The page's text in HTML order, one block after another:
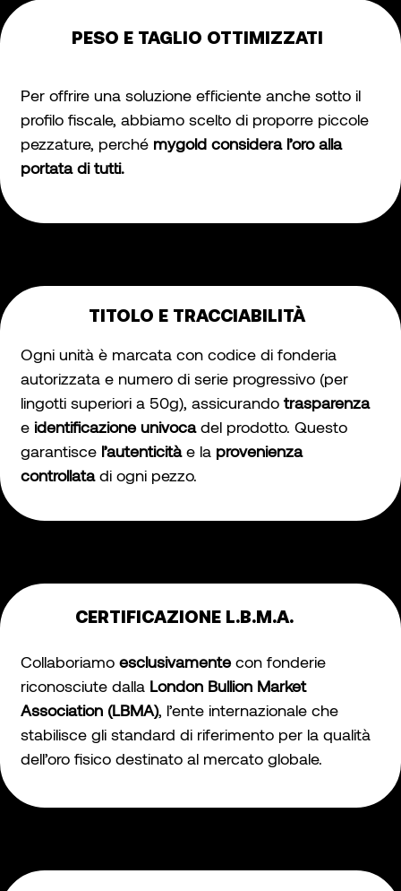
PESO E TAGLIO OTTIMIZZATI
Per offrire una soluzione efficiente anche sotto il
profilo fiscale, abbiamo scelto di proporre piccole
pezzature, perché mygold considera l’oro alla
portata di tutti.
TITOLO E TRACCIABILITÀ
Ogni unità è marcata con codice di fonderia
autorizzata e numero di serie progressivo (per
lingotti superiori a 50g), assicurando trasparenza
e identificazione univocadel prodotto. Questo
garantisce l’autenticitàe la provenienza
controllatadi ogni pezzo.
CERTIFICAZIONE L.B.M.A.
Collaboriamo esclusivamentecon fonderie
riconosciute dalla London Bullion Market
Association (LBMA), l’ente internazionale che
stabilisce gli standard di riferimento per la qualità
dell’oro fisico destinato al mercato globale.